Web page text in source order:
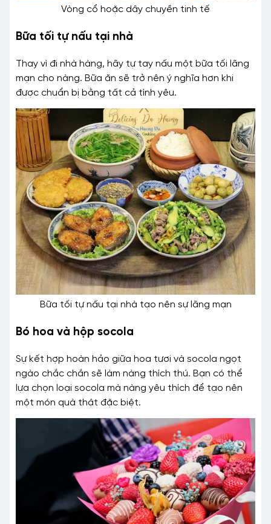
Vòng cổ hoặc dây chuyền tinh tế
Bữa tối tự nấu tại nhà
Thay vì đi nhà hàng, hãy tự tay nấu một bữa tối lãng
mạn cho nàng. Bữa ăn sẽ trở nên ý nghĩa hơn khi
được chuẩn bị bằng tất cả tình yêu.
Bữa tối tự nấu tại nhà tạo nên sự lãng mạn
Bó hoa và hộp socola
Sự kết hợp hoàn hảo giữa hoa tươi và socola ngọt
ngào chắc chắn sẽ làm nàng thích thú. Bạn có thể
lựa chọn loại socola mà nàng yêu thích để tạo nên
một món quà thật đặc biệt.